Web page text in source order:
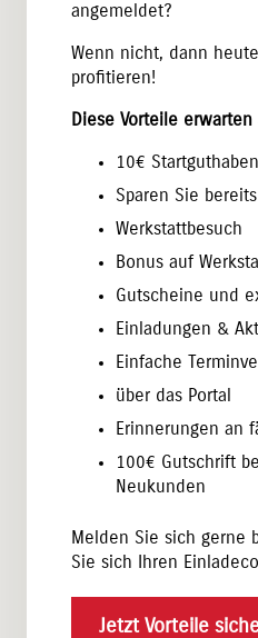
angemeldet?
Wenn nicht, dann
profitieren!
Diese Vorteile erwarten
10€ Startguthaben
Sparen Sie
Werkstattbesuch
Bonus auf
Gutscheine und
Einladungen &
Einfache
über das Portal
Erinnerungen an
100€ Gutschrift
Neukunden
Melden Sie sich gerne
Sie sich Ihren
Jetzt Vorteile